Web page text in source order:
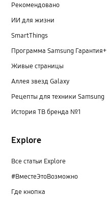
Рекомендовано
ИИ для жизни
SmartThings
Программа Samsung Гарантия+
Живые страницы
Аллея звезд Galaxy
Рецепты для техники Samsung
История ТВ бренда №1
Explore
Все статьи Explore
#ВместеЭтоВозможно
Где кнопка